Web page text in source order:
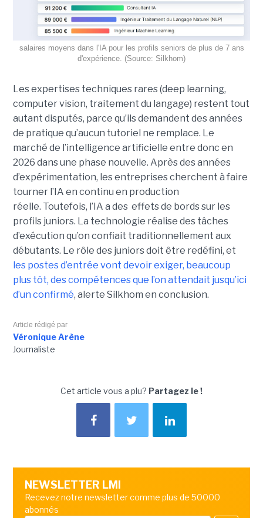
salaires moyens dans l'IA pour les profils seniors de plus de 7 ans
d'expérience. (Source: Silkhom)
Les expertises techniques rares (deep learning,
computer vision, traitement du langage) restent tout
autant disputés, parce qu’ils demandent des années
de pratique qu’aucun tutoriel ne remplace. Le
marché de l’intelligence artificielle entre donc en
2026 dans une phase nouvelle. Après des années
d’expérimentation, les entreprises cherchent à faire
tourner l’IA en continu en production
réelle. Toutefois, l’IA a des effets de bords sur les
profils juniors. La technologie réalise des tâches
d’exécution qu’on confiait traditionnellement aux
débutants. Le rôle des juniors doit être redéfini, et
les postes d’entrée vont devoir exiger, beaucoup
plus tôt, des compétences que l’on attendait jusqu’ici
d’un confirmé, alerte Silkhom en conclusion.
Article rédigé par
Véronique Arène
Journaliste
Cet article vous a plu? Partagez le !
NEWSLETTER LMI
Recevez notre newsletter comme plus de 50000
abonnés